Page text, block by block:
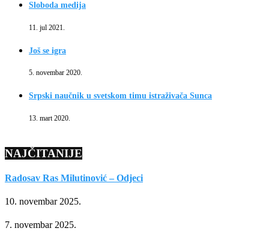
Sloboda medija
11. jul 2021.
Još se igra
5. novembar 2020.
Srpski naučnik u svetskom timu istraživača Sunca
13. mart 2020.
NAJČITANIJE
Radosav Ras Milutinović – Odjeci
10. novembar 2025.
7. novembar 2025.